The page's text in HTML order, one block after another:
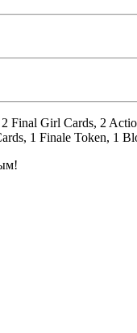
Final Girl Cards, 2
1 Finale Token, 1